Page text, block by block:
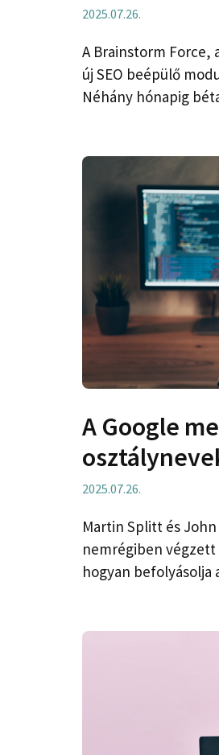
2025.07.26.
A Brainstorm Force,
új SEO beépülő
Néhány hónapig
A Google
2025.07.26.
Martin Splitt és
nemrégiben végzett
hogyan befolyásolja